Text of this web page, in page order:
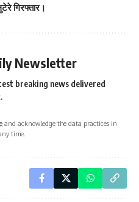
गिरफ्तार।
Newsletter
breaking news delivered
and acknowledge the data practices in
time.